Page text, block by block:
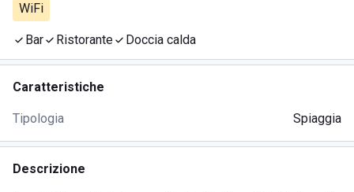
WiFi
Bar Ristorante Doccia calda
Caratteristiche
Tipologia Spiaggia
Descrizione